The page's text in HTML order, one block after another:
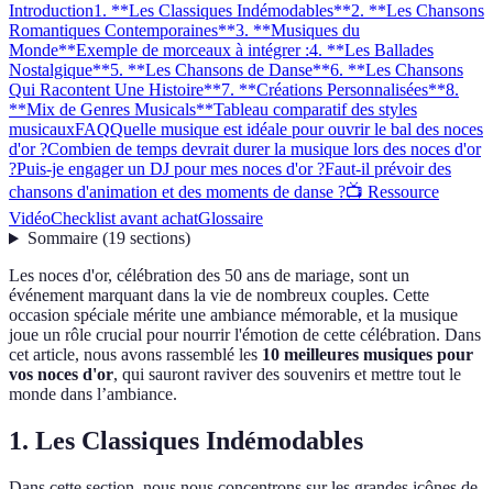
Introduction1. **Les Classiques Indémodables**2. **Les Chansons
Romantiques Contemporaines**3. **Musiques du
Monde**Exemple de morceaux à intégrer :4. **Les Ballades
Nostalgique**5. **Les Chansons de Danse**6. **Les Chansons
Qui Racontent Une Histoire**7. **Créations Personnalisées**8.
**Mix de Genres Musicals**Tableau comparatif des styles
musicauxFAQQuelle musique est idéale pour ouvrir le bal des noces
d'or ?Combien de temps devrait durer la musique lors des noces d'or
?Puis-je engager un DJ pour mes noces d'or ?Faut-il prévoir des
chansons d'animation et des moments de danse ?📺 Ressource
VidéoChecklist avant achatGlossaire
Sommaire(19 sections)
Les noces d'or, célébration des 50 ans de mariage, sont un
événement marquant dans la vie de nombreux couples. Cette
occasion spéciale mérite une ambiance mémorable, et la musique
joue un rôle crucial pour nourrir l'émotion de cette célébration. Dans
cet article, nous avons rassemblé les 10 meilleures musiques pour
vos noces d'or, qui sauront raviver des souvenirs et mettre tout le
monde dans l’ambiance.
1. Les Classiques Indémodables